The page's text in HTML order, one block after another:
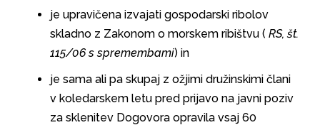
je upravičena izvajati gospodarski ribolov
skladno z Zakonom o morskem ribištvu ( RS, št.
115/06 s spremembami) in
je sama ali pa skupaj z ožjimi družinskimi člani
v koledarskem letu pred prijavo na javni poziv
za sklenitev Dogovora opravila vsaj 60